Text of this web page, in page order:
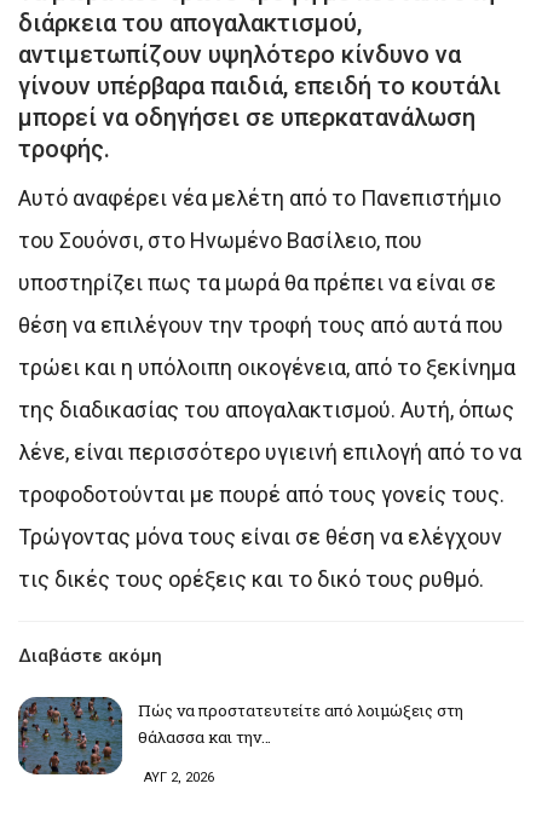
διάρκεια του απογαλακτισμού,
αντιμετωπίζουν υψηλότερο κίνδυνο να
γίνουν υπέρβαρα παιδιά, επειδή το κουτάλι
μπορεί να οδηγήσει σε υπερκατανάλωση
τροφής.
Αυτό αναφέρει νέα μελέτη από το Πανεπιστήμιο
του Σουόνσι, στο Ηνωμένο Βασίλειο, που
υποστηρίζει πως τα μωρά θα πρέπει να είναι σε
θέση να επιλέγουν την τροφή τους από αυτά που
τρώει και η υπόλοιπη οικογένεια, από το ξεκίνημα
της διαδικασίας του απογαλακτισμού. Αυτή, όπως
λένε, είναι περισσότερο υγιεινή επιλογή από το να
τροφοδοτούνται με πουρέ από τους γονείς τους.
Τρώγοντας μόνα τους είναι σε θέση να ελέγχουν
τις δικές τους ορέξεις και το δικό τους ρυθμό.
Διαβάστε ακόμη
Πώς να προστατευτείτε από λοιμώξεις στη
θάλασσα και την…
ΑΥΓ 2, 2026